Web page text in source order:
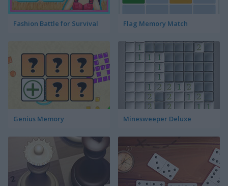
Fashion Battle for Survival Flag Memory Match
Genius Memory Minesweeper Deluxe